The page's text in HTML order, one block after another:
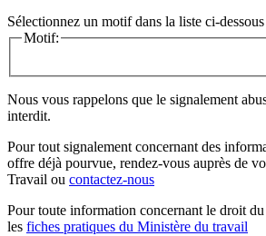
Sélectionnez un motif dans la liste ci-dessous
Motif:
Nous vous rappelons que le signalement
interdit.
Pour tout signalement concernant des
offre déjà pourvue, rendez-vous auprès de
Travail ou contactez-nous
Pour toute information concernant le droit
les fiches pratiques du Ministère du travail